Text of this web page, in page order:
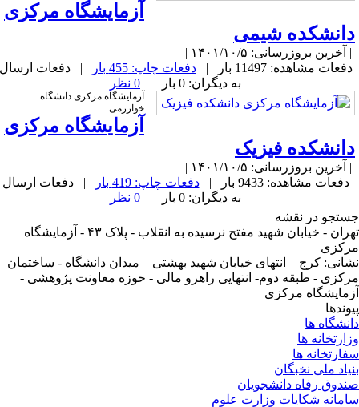
آزمایشگاه مرکزی
شیمی
بروزرسانی: ۱۴۰۱/۱۰/۵ |
مشاهده: 11497 بار |
دفعات چاپ: 455 بار
| دفعات ارسال
به دیگران: 0 بار |
آزمایشگاه مرکزی دانشگاه
خوارزمی
آزمایشگاه مرکزی
فیزیک
بروزرسانی: ۱۴۰۱/۱۰/۵ |
دفعات مشاهده: 9433 بار |
دفعات چاپ: 419 بار
| دفعات ارسال
به دیگران: 0 بار |
در نقشه
تهران - خیابان شهید مفتح نرسیده به انقلاب - پلاک ۴۳ - آزمایشگاه
کرج – انتهای خیابان شهید بهشتی – میدان دانشگاه - ساختمان
- طبقه دوم- انتهایی راهرو مالی - حوزه معاونت پژوهشی -
مرکزی
ها
ها
ها
ملی نخبگان
رفاه دانشجویان
شکایات وزارت علوم